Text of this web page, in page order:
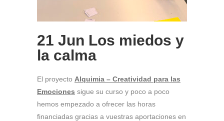
21 Jun Los miedos y
la calma
El proyecto Alquimia – Creatividad para las
Emociones sigue su curso y poco a poco
hemos empezado a ofrecer las horas
financiadas gracias a vuestras aportaciones en